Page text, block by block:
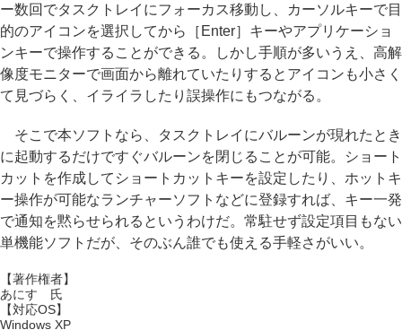
ー数回でタスクトレイにフォーカス移動し、カーソルキーで目
的のアイコンを選択してから［Enter］キーやアプリケーショ
ンキーで操作することができる。しかし手順が多いうえ、高解
像度モニターで画面から離れていたりするとアイコンも小さく
て見づらく、イライラしたり誤操作にもつながる。
そこで本ソフトなら、タスクトレイにバルーンが現れたとき
に起動するだけですぐバルーンを閉じることが可能。ショート
カットを作成してショートカットキーを設定したり、ホットキ
ー操作が可能なランチャーソフトなどに登録すれば、キー一発
で通知を黙らせられるというわけだ。常駐せず設定項目もない
単機能ソフトだが、そのぶん誰でも使える手軽さがいい。
【著作権者】
あにす 氏
【対応OS】
Windows XP